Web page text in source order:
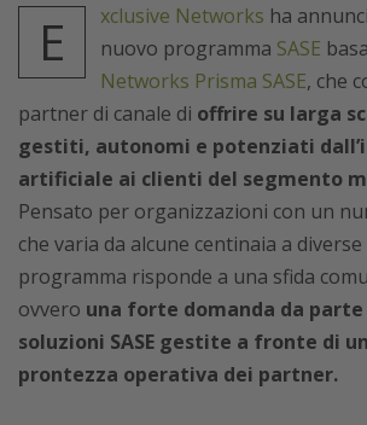
E xclusive Networks ha
nuovo programma SASE
Networks Prisma SASE, che
partner di canale di offrire su larga
gestiti, autonomi e potenziati
artificiale ai clienti del segmento
Pensato per organizzazioni con un
che varia da alcune centinaia a
programma risponde a una sfida
ovvero una forte domanda da
soluzioni SASE gestite a fronte di
prontezza operativa dei partner.